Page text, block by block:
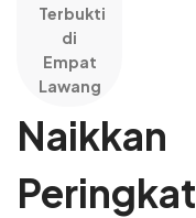
Terbukti
di
Empat
Lawang
Naikkan
Peringkat